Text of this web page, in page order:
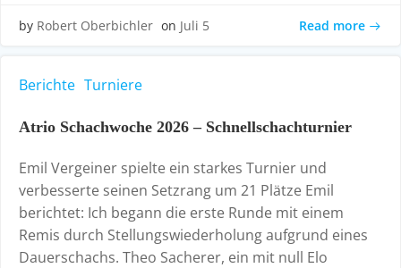
by Robert Oberbichler on Juli 5 Read more
Berichte Turniere
Atrio Schachwoche 2026 – Schnellschachturnier
Emil Vergeiner spielte ein starkes Turnier und
verbesserte seinen Setzrang um 21 Plätze Emil
berichtet: Ich begann die erste Runde mit einem
Remis durch Stellungswiederholung aufgrund eines
Dauerschachs. Theo Sacherer, ein mit null Elo